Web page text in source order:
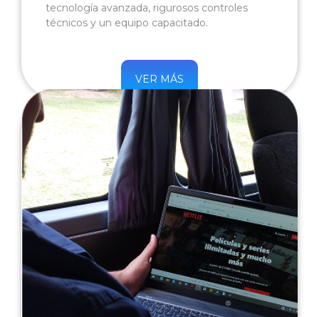
tecnología avanzada, rigurosos controles
técnicos y un equipo capacitado.
VER MÁS